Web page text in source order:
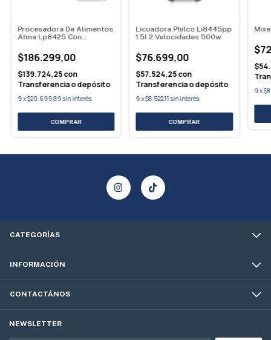
Procesadora De Alimentos
Atma Lp8425 Con
$186.299,00
$139.724,25con
Transferencia o depósito
9x$20.699,89sin interés
Licuadora Philco Li8445pp
1.5l 2 Velocidades 500w
$76.699,00
$57.524,25con
Transferencia o depósito
9x$8.522,11sin interés
9x
CATEGORÍAS
INFORMACIÓN
CONTACTÁNOS
NEWSLETTER